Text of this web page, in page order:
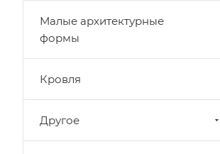
Малые архитектурные
формы
Кровля
Другое